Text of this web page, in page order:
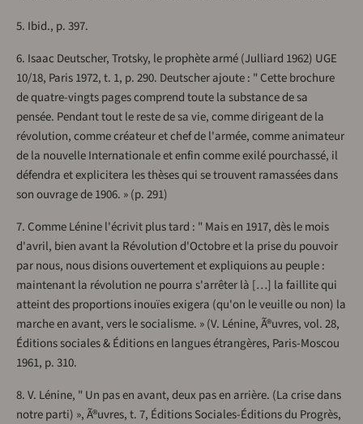
5. Ibid., p. 397.
6. Isaac Deutscher, Trotsky, le prophète armé (Julliard 1962) UGE
10/18, Paris 1972, t. 1, p. 290. Deutscher ajoute : " Cette brochure
de quatre-vingts pages comprend toute la substance de sa
pensée. Pendant tout le reste de sa vie, comme dirigeant de la
révolution, comme créateur et chef de l'armée, comme animateur
de la nouvelle Internationale et enfin comme exilé pourchassé, il
défendra et explicitera les thèses qui se trouvent ramassées dans
son ouvrage de 1906. » (p. 291)
7. Comme Lénine l'écrivit plus tard : " Mais en 1917, dès le mois
d'avril, bien avant la Révolution d'Octobre et la prise du pouvoir
par nous, nous disions ouvertement et expliquions au peuple :
maintenant la révolution ne pourra s'arrêter là […] la faillite qui
atteint des proportions inouïes exigera (qu'on le veuille ou non) la
marche en avant, vers le socialisme. » (V. Lénine, Ã®uvres, vol. 28,
Éditions sociales & Éditions en langues étrangères, Paris-Moscou
1961, p. 310.
8. V. Lénine, " Un pas en avant, deux pas en arrière. (La crise dans
notre parti) », Ã®uvres, t. 7, Éditions Sociales-Éditions du Progrès,